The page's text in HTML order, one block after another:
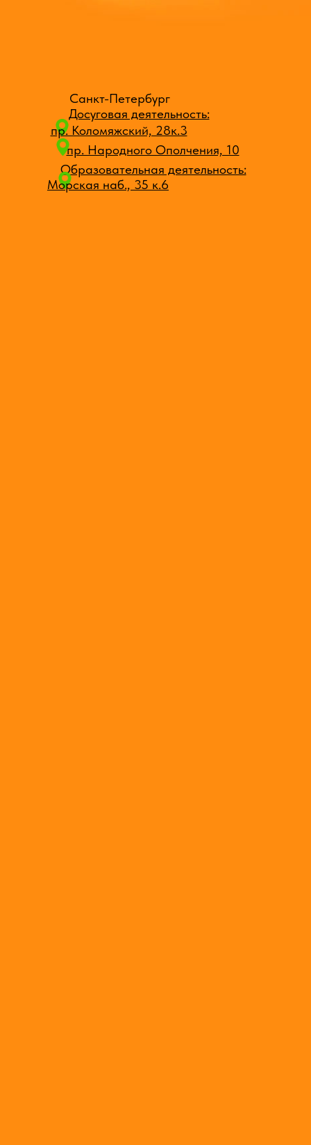
Санкт-Петербург
Досуговая деятельность:
Образовательная деятельность:
пр. Народного Ополчения, 10
пр. Коломяжский, 28к.3
Морская наб., 35 к.6